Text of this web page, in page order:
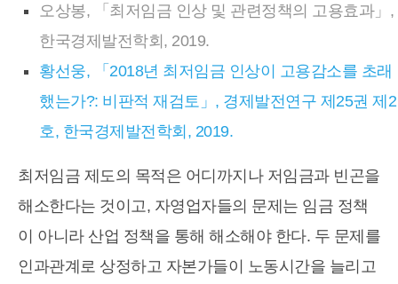
오상봉, 「최저임금 인상 및 관련정책의 고용효과」,
한국경제발전학회, 2019.
황선웅, 「2018년 최저임금 인상이 고용감소를 초래
했는가?: 비판적 재검토」, 경제발전연구 제25권 제2
호, 한국경제발전학회, 2019.
최저임금 제도의 목적은 어디까지나 저임금과 빈곤을
해소한다는 것이고, 자영업자들의 문제는 임금 정책
이 아니라 산업 정책을 통해 해소해야 한다. 두 문제를
인과관계로 상정하고 자본가들이 노동시간을 늘리고